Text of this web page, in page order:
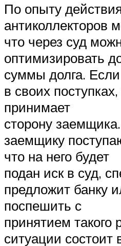
По опыту
антиколлекторов
что через суд
оптимизировать
суммы долга.
в своих
принимает
сторону
заемщику
что на него будет
подан иск в суд,
предложит банку
поспешить с
принятием такого
ситуации состоит